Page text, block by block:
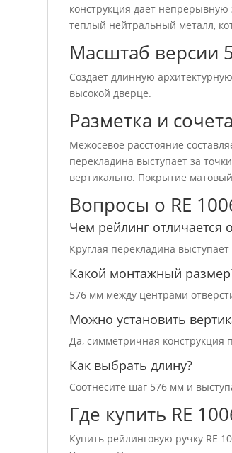
конструкция дает
теплый нейтральный металл,
Масштаб версии
Создает длинную
высокой дверце.
Разметка и
Межосевое расстояние
перекладина выступает за
вертикально. Покрытие
Вопросы о RE
Чем рейлинг отличается
Круглая перекладина
Какой монтажный
576 мм между центрами
Можно установить
Да, симметричная конструкция
Как выбрать длину?
Соотнесите шаг 576 мм и
Где купить RE
Купить рейлинговую ручку RE